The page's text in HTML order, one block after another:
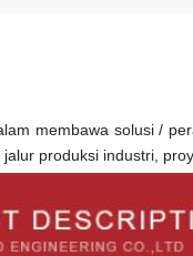
membawa solusi /
produksi industri,